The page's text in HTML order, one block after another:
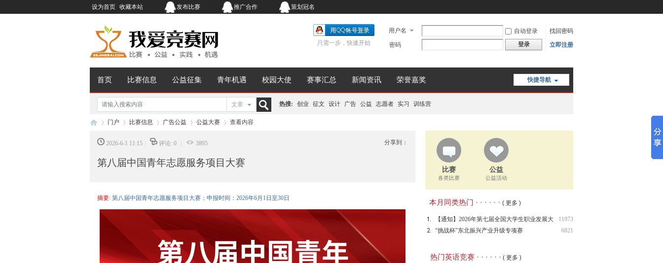
设为首页 收藏本站 发布比赛 推广合作 策划冠名
用户名 自动登录
找回密码
密码
登录 立即注册
只需一步，快速开始
快捷导航
首页 比赛信息 公益征集 青年机遇 校园大使 赛事汇总 新闻资讯 荣誉嘉奖
文章 热搜: 创业 征文 设计 广告 公益 志愿者 实习 训练营
›
门户
›
比赛信息
›
广告公益
›
公益大赛
›
查看内容
分享到：
2026-6-1 11:15 评论: 0 3895
第八届中国青年志愿服务项目大赛
摘要: 第八届中国青年志愿服务项目大赛；申报时间：2026年6月1日至30日
比赛
各类比赛
公益
公益活动
本月同类热门 · · · · · · ( 更多 )
11973
【通知】2026年第七届全国大学生职业发展大
赛，开始答题！
6821
“挑战杯”东北振兴产业升级专项赛
热门英语竞赛 · · · · · · ( 更多 )